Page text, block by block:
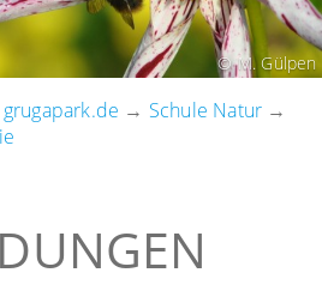
© M. Gülpen
grugapark.de → Schule Natur →